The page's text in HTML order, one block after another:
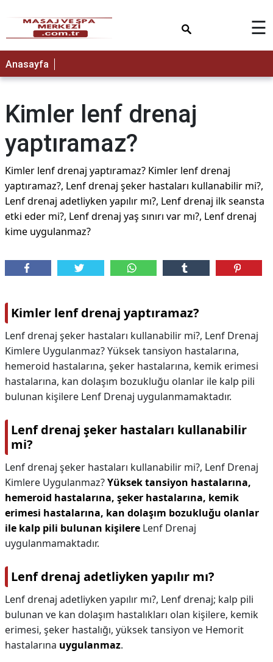
☰
Anasayfa
Kimler lenf drenaj
yaptıramaz?
Kimler lenf drenaj yaptıramaz? Kimler lenf drenaj
yaptıramaz?, Lenf drenaj şeker hastaları kullanabilir mi?,
Lenf drenaj adetliyken yapılır mı?, Lenf drenaj ilk seansta
etki eder mi?, Lenf drenaj yaş sınırı var mı?, Lenf drenaj
kime uygulanmaz?
Kimler lenf drenaj yaptıramaz?
Lenf drenaj şeker hastaları kullanabilir mi?, Lenf Drenaj
Kimlere Uygulanmaz? Yüksek tansiyon hastalarına,
hemeroid hastalarına, şeker hastalarına, kemik erimesi
hastalarına, kan dolaşım bozukluğu olanlar ile kalp pili
bulunan kişilere Lenf Drenaj uygulanmamaktadır.
Lenf drenaj şeker hastaları kullanabilir
mi?
Lenf drenaj şeker hastaları kullanabilir mi?, Lenf Drenaj
Kimlere Uygulanmaz?Yüksek tansiyon hastalarına,
hemeroid hastalarına, şeker hastalarına, kemik
erimesi hastalarına, kan dolaşım bozukluğu olanlar
ile kalp pili bulunan kişilere Lenf Drenaj
uygulanmamaktadır.
Lenf drenaj adetliyken yapılır mı?
Lenf drenaj adetliyken yapılır mı?, Lenf drenaj; kalp pili
bulunan ve kan dolaşım hastalıkları olan kişilere, kemik
erimesi, şeker hastalığı, yüksek tansiyon ve Hemorit
hastalarına uygulanmaz.